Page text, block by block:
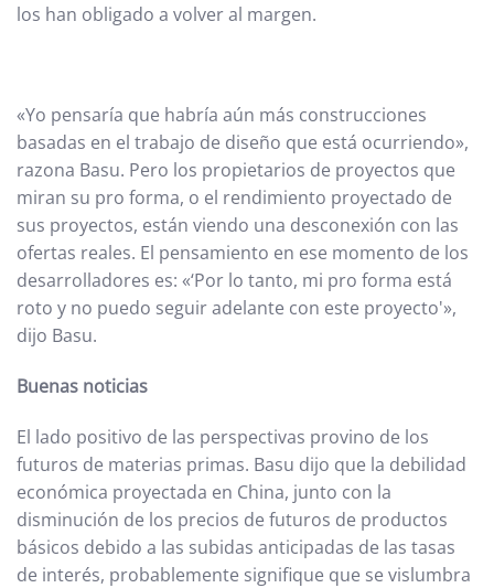
los han obligado a volver al margen.
«Yo pensaría que habría aún más construcciones
basadas en el trabajo de diseño que está ocurriendo»,
razona Basu. Pero los propietarios de proyectos que
miran su pro forma, o el rendimiento proyectado de
sus proyectos, están viendo una desconexión con las
ofertas reales. El pensamiento en ese momento de los
desarrolladores es: «‘Por lo tanto, mi pro forma está
roto y no puedo seguir adelante con este proyecto'»,
dijo Basu.
Buenas noticias
El lado positivo de las perspectivas provino de los
futuros de materias primas. Basu dijo que la debilidad
económica proyectada en China, junto con la
disminución de los precios de futuros de productos
básicos debido a las subidas anticipadas de las tasas
de interés, probablemente signifique que se vislumbra